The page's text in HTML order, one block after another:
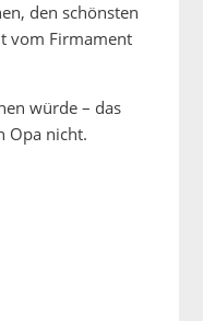
den schönsten
vom Firmament
würde – das
Opa nicht.